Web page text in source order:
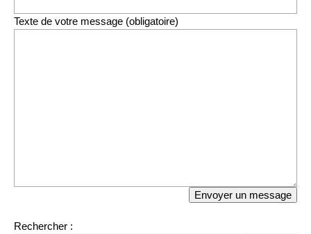
Texte de votre message (obligatoire)
Rechercher :